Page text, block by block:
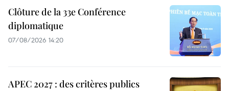
Clôture de la 33e Conférence
diplomatique
07/08/2026 14:20
APEC 2027 : des critères publics